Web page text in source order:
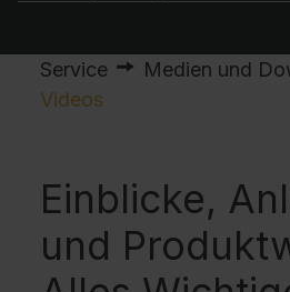
Service
Medien und
Videos
Einblicke,
und